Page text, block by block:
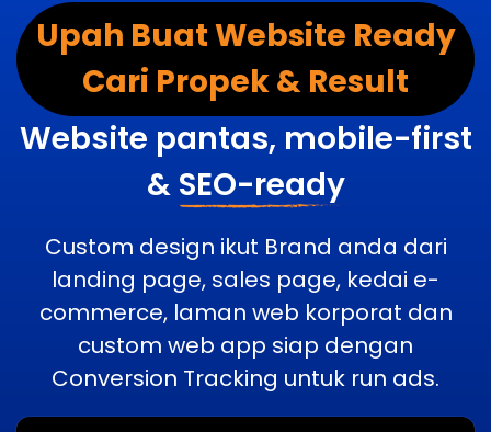
Upah Buat Website Ready
Cari Propek & Result
Website pantas, mobile-first
& SEO-ready
Custom design ikut Brand anda dari
landing page, sales page, kedai e-
commerce, laman web korporat dan
custom web app siap dengan
Conversion Tracking untuk run ads.